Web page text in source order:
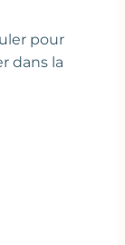
pour
dans la